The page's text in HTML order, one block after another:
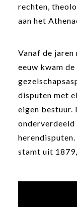
rechten,
aan het
Vanaf de jaren
eeuw kwam
disputen met
eigen bestuur.
onderverdeeld
stamt uit